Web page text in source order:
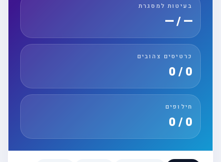
בעיטות למסגרת
— / —
כרטיסים צהובים
חילופים